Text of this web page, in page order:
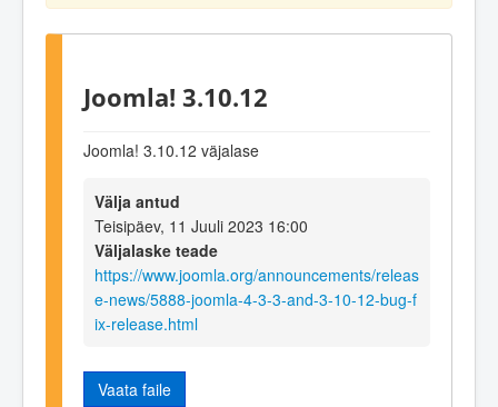
Joomla! 3.10.12
Joomla! 3.10.12 väjalase
Välja antud
Teisipäev, 11 Juuli 2023 16:00
Väljalaske teade
https://www.joomla.org/announcements/releas
e-news/5888-joomla-4-3-3-and-3-10-12-bug-f
ix-release.html
Vaata faile